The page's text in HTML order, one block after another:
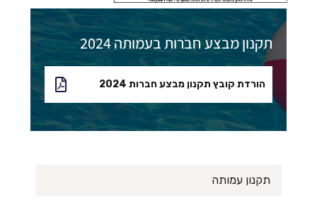
תקנון מבצע חברות בעמותה 2024
הורדת קובץ תקנון מבצע חברות 2024
תקנון עמותה